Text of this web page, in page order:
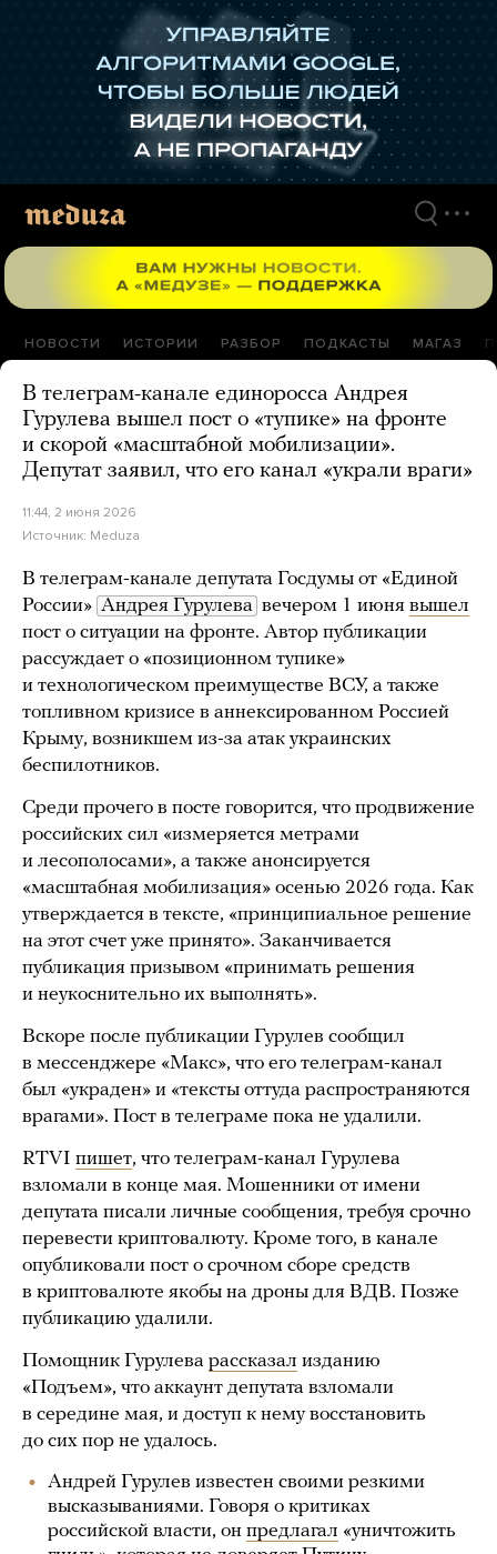
НОВОСТИ ИСТОРИИ РАЗБОР ПОДКАСТЫ МАГАЗ
В телеграм-канале единоросса Андрея
Гурулева вышел пост о «тупике» на фронте
и скорой «масштабной мобилизации».
Депутат заявил, что его канал «украли враги»
11:44, 2 июня 2026
Источник: Meduza
В телеграм-канале депутата Госдумы от «Единой
России» Андрея Гурулева вечером 1 июня вышел
пост о ситуации на фронте. Автор публикации
рассуждает о «позиционном тупике»
и технологическом преимуществе ВСУ, а также
топливном кризисе в аннексированном Россией
Крыму, возникшем из-за атак украинских
беспилотников.
Среди прочего в посте говорится, что продвижение
российских сил «измеряется метрами
и лесополосами», а также анонсируется
«масштабная мобилизация» осенью 2026 года. Как
утверждается в тексте, «принципиальное решение
на этот счет уже принято». Заканчивается
публикация призывом «принимать решения
и неукоснительно их выполнять».
Вскоре после публикации Гурулев сообщил
в мессенджере «Макс», что его телеграм-канал
был «украден» и «тексты оттуда распространяются
врагами». Пост в телеграме пока не удалили.
RTVI пишет, что телеграм-канал Гурулева
взломали в конце мая. Мошенники от имени
депутата писали личные сообщения, требуя срочно
перевести криптовалюту. Кроме того, в канале
опубликовали пост о срочном сборе средств
в криптовалюте якобы на дроны для ВДВ. Позже
публикацию удалили.
Помощник Гурулева рассказал изданию
«Подъем», что аккаунт депутата взломали
в середине мая, и доступ к нему восстановить
до сих пор не удалось.
Андрей Гурулев известен своими резкими
высказываниями. Говоря о критиках
российской власти, он предлагал «уничтожить